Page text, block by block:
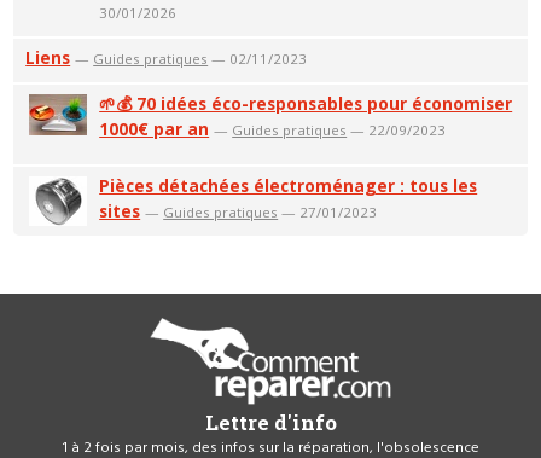
30/01/2026
Liens — Guides pratiques — 02/11/2023
🌱💰 70 idées éco-responsables pour économiser
1000€ par an — Guides pratiques — 22/09/2023
Pièces détachées électroménager : tous les
sites — Guides pratiques — 27/01/2023
Lettre d'info
1 à 2 fois par mois, des infos sur la réparation, l'obsolescence